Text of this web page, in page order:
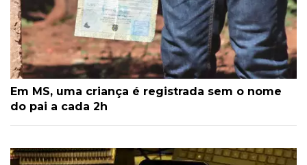
Em MS, uma criança é registrada sem o nome
do pai a cada 2h